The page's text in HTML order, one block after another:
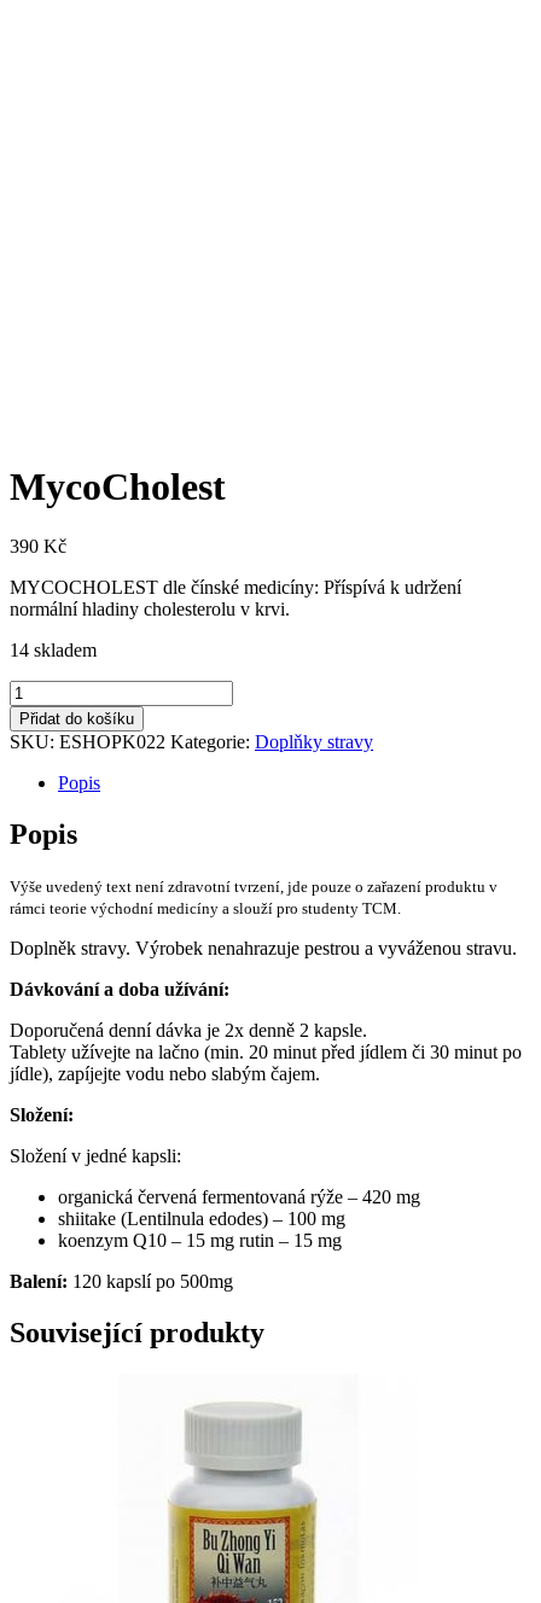
MycoCholest
390 Kč
MYCOCHOLEST dle čínské medicíny: Příspívá k udržení
normální hladiny cholesterolu v krvi.
14 skladem
MycoCholest
množství
Přidat do košíku
SKU: ESHOPK022 Kategorie: Doplňky stravy
Popis
Popis
Výše uvedený text není zdravotní tvrzení, jde pouze o zařazení produktu v
rámci teorie východní medicíny a slouží pro studenty TCM.
Doplněk stravy. Výrobek nenahrazuje pestrou a vyváženou stravu.
Dávkování a doba užívání:
Doporučená denní dávka je 2x denně 2 kapsle.
Tablety užívejte na lačno (min. 20 minut před jídlem či 30 minut po
jídle), zapíjejte vodu nebo slabým čajem.
Složení:
Složení v jedné kapsli:
organická červená fermentovaná rýže – 420 mg
shiitake (Lentilnula edodes) – 100 mg
koenzym Q10 – 15 mg rutin – 15 mg
Balení: 120 kapslí po 500mg
Související produkty